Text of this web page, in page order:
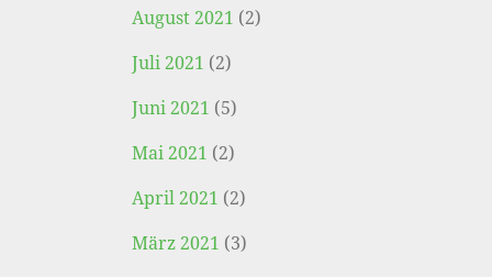
August 2021 (2)
Juli 2021 (2)
Juni 2021 (5)
Mai 2021 (2)
April 2021 (2)
März 2021 (3)